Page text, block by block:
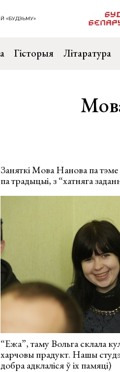
«БУДЗЬМУ»
Гісторыя Літаратура
Заняткі Мова Нанова па
па традыцыі, з “хатняга
“Ежа”, таму Вольга склала
харчовы прадукт. Нашы
добра адклаліся ў іх памяці)